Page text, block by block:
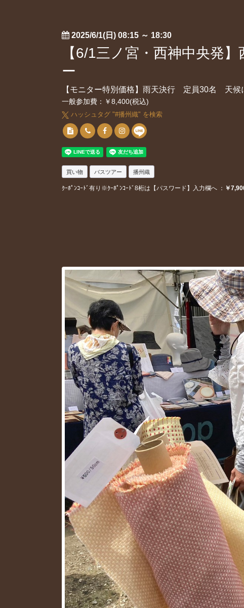
2025/6/1(日) 08:15 ～ 18:30
【6/1三ノ宮・西神中央発
ー
【モニター特別価格】雨天決行 定員30名 天候
一般参加費：￥8,400(税込)
ハッシュタグ "#播州織" を検索
買い物 バスツアー 播州織
ｸｰﾎﾟﾝｺｰﾄﾞ有り※ｸｰﾎﾟﾝｺｰﾄﾞ8桁は【パスワード】入力欄へ ： ￥